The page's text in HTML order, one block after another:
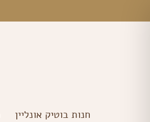
לתוכן
חנות בוטיק אונליין